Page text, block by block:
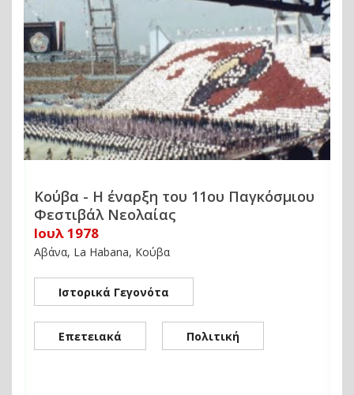
Κούβα - Η έναρξη του 11ου Παγκόσμιου
Φεστιβάλ Νεολαίας
Ιουλ 1978
Αβάνα, La Habana, Κούβα
Ιστορικά Γεγονότα
Επετειακά Πολιτική